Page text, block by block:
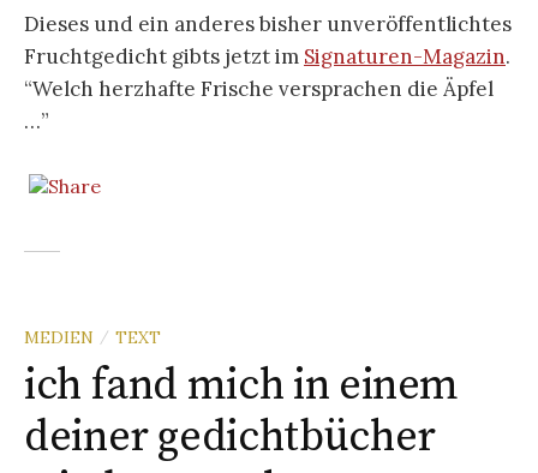
Dieses und ein anderes bisher unveröffentlichtes
Fruchtgedicht gibts jetzt im Signaturen-Magazin.
“Welch herzhafte Frische versprachen die Äpfel
…”
MEDIEN / TEXT
ich fand mich in einem
deiner gedichtbücher